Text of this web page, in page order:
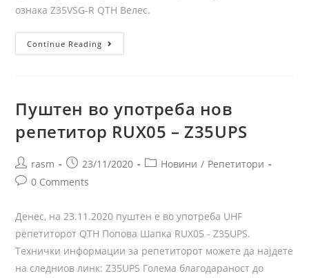
ознака Z35VSG-R QTH Велес.
Continue Reading
Пуштен во употреба нов
репетитор RUX05 – Z35UPS
rasm 23/11/2020 Новини / Репетитори
0 Comments
Денес, на 23.11.2020 пуштен е во употреба UHF
репетиторот QTH Попова Шапка RUX05 - Z35UPS.
Технички информации за репетиторот можете да најдете
на следниов линк: Z35UPS Голема благодараност до